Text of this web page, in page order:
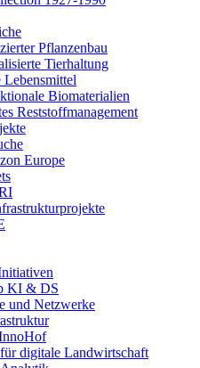
Pflanzenbau
Tierhaltung
Lebensmittel
Biomaterialien
Reststoffmanagement
Europe
KI & DS
und Netzwerke
digitale Landwirtschaft